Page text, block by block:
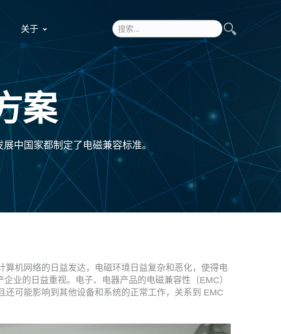
关于
案
中国家都制定了电磁兼容标准。
机网络的日益发达，电磁环境日益复杂和恶化，使得电
业的日益重视。电子、电器产品的电磁兼容性（EMC）
可能影响到其他设备和系统的正常工作，关系到 EMC